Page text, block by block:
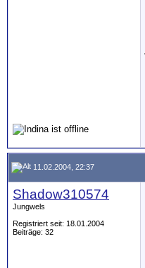
11.02.2004, 22:37
Shadow310574
Jungwels
Registriert seit: 18.01.2004
Beiträge: 32